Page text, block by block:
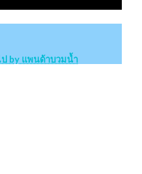
ป by แพนด้าบวมน้ำ